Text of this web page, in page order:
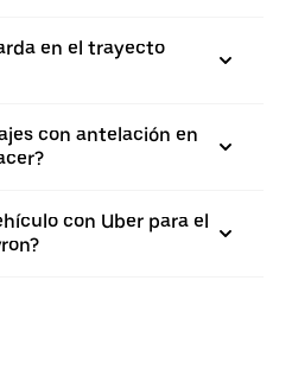
en el trayecto
con antelación en
con Uber para el